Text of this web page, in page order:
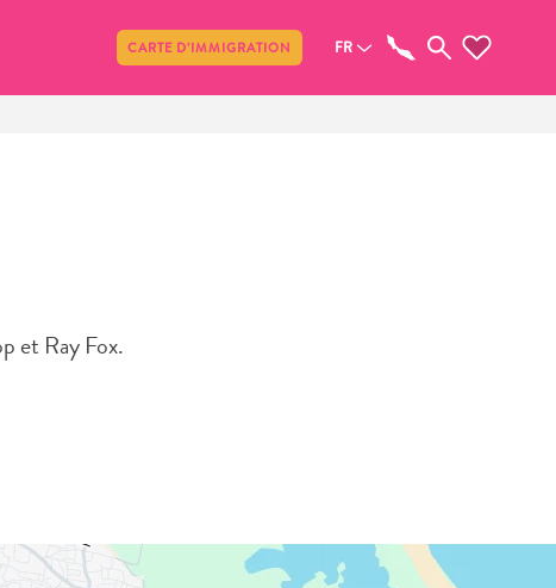
CARTE D’IMMIGRATION FR
et Ray Fox.
Partager